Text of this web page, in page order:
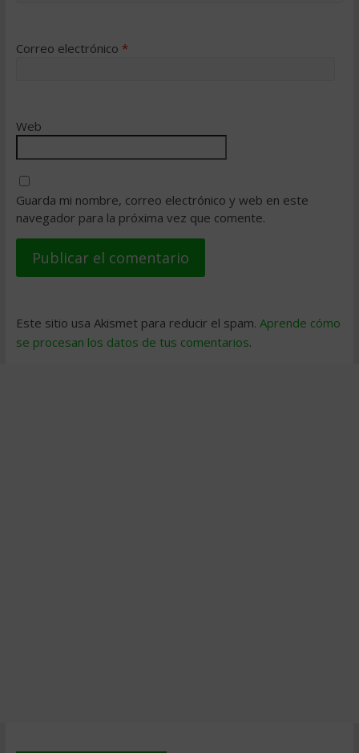
Correo electrónico *
Web
Guarda mi nombre, correo electrónico y web en este
navegador para la próxima vez que comente.
Este sitio usa Akismet para reducir el spam. Aprende cómo
se procesan los datos de tus comentarios.